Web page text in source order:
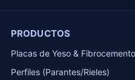
PRODUCTOS
Placas de Yeso & Fibrocemento
Perfiles (Parantes/Rieles)